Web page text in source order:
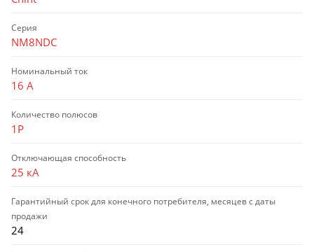
Серия
NM8NDC
Номинальный ток
16 А
Количество полюсов
1P
Отключающая способность
25 кА
Гарантийный срок для конечного потребителя, месяцев с даты
продажи
24